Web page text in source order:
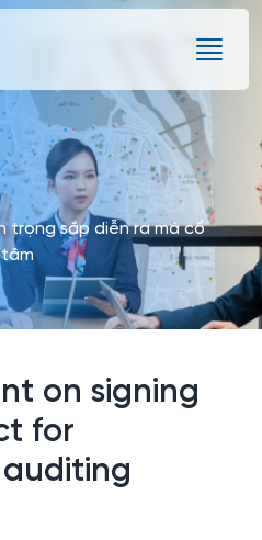
trọng sắp diễn ra mà cổ
on signing
for